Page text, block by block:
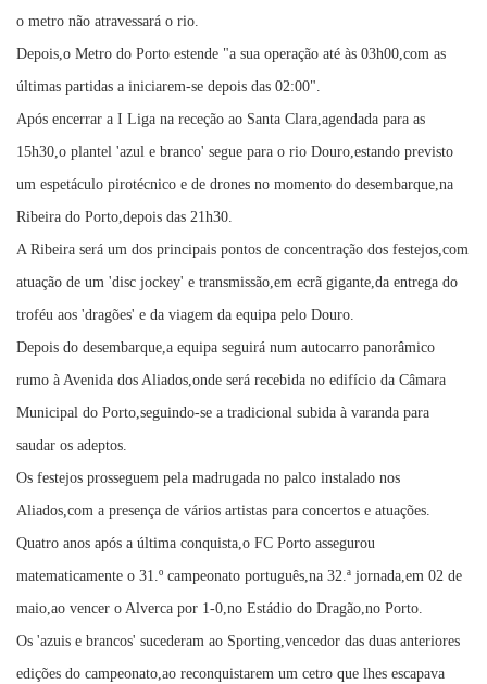
o metro não atravessará o rio.
Depois,o Metro do Porto estende "a sua operação até às 03h00,com as
últimas partidas a iniciarem-se depois das 02:00".
Após encerrar a I Liga na receção ao Santa Clara,agendada para as
15h30,o plantel 'azul e branco' segue para o rio Douro,estando previsto
um espetáculo pirotécnico e de drones no momento do desembarque,na
Ribeira do Porto,depois das 21h30.
A Ribeira será um dos principais pontos de concentração dos festejos,com
atuação de um 'disc jockey' e transmissão,em ecrã gigante,da entrega do
troféu aos 'dragões' e da viagem da equipa pelo Douro.
Depois do desembarque,a equipa seguirá num autocarro panorâmico
rumo à Avenida dos Aliados,onde será recebida no edifício da Câmara
Municipal do Porto,seguindo-se a tradicional subida à varanda para
saudar os adeptos.
Os festejos prosseguem pela madrugada no palco instalado nos
Aliados,com a presença de vários artistas para concertos e atuações.
Quatro anos após a última conquista,o FC Porto assegurou
matematicamente o 31.º campeonato português,na 32.ª jornada,em 02 de
maio,ao vencer o Alverca por 1-0,no Estádio do Dragão,no Porto.
Os 'azuis e brancos' sucederam ao Sporting,vencedor das duas anteriores
edições do campeonato,ao reconquistarem um cetro que lhes escapava